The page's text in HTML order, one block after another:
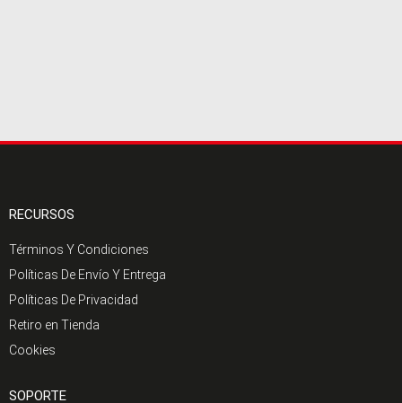
RECURSOS
Términos Y Condiciones
Políticas De Envío Y Entrega
Políticas De Privacidad
Retiro en Tienda
Cookies
SOPORTE